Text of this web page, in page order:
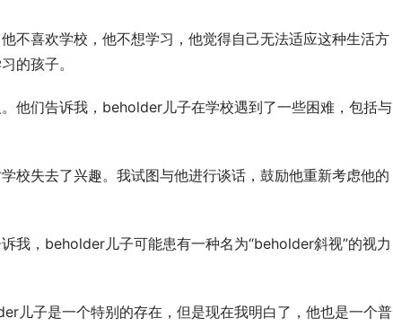
不喜欢学校，他不想学习，他觉得自己无法适应这种生活方
的孩子。
他们告诉我，beholder儿子在学校遇到了一些困难，包括与
校失去了兴趣。我试图与他进行谈话，鼓励他重新考虑他的
我，beholder儿子可能患有一种名为“beholder斜视”的视力
儿子是一个特别的存在，但是现在我明白了，他也是一个普